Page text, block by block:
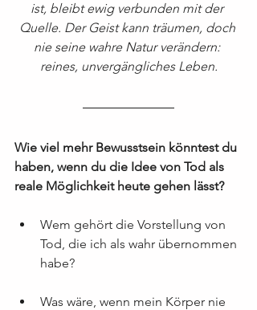
ist, bleibt ewig verbunden mit der
Quelle. Der Geist kann träumen, doch
nie seine wahre Natur verändern:
reines, unvergängliches Leben.
Wie viel mehr Bewusstsein könntest du
haben, wenn du die Idee von Tod als
reale Möglichkeit heute gehen lässt?
Wem gehört die Vorstellung von
Tod, die ich als wahr übernommen
habe?
Was wäre, wenn mein Körper nie